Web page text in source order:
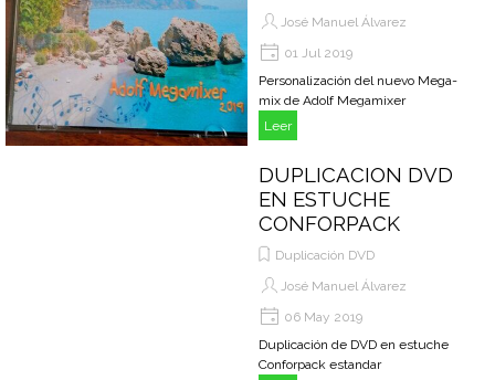
José Manuel Álvarez
01 Jul 2019
Personalización del nuevo Mega-
mix de Adolf Megamixer
Leer
DUPLICACION DVD
EN ESTUCHE
CONFORPACK
Duplicación DVD
José Manuel Álvarez
06 May 2019
Duplicación de DVD en estuche
Conforpack estandar